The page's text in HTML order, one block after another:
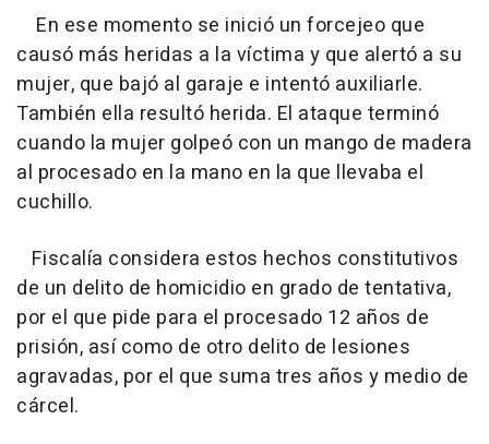
En ese momento se inició un forcejeo que
causó más heridas a la víctima y que alertó a su
mujer, que bajó al garaje e intentó auxiliarle.
También ella resultó herida. El ataque terminó
cuando la mujer golpeó con un mango de madera
al procesado en la mano en la que llevaba el
cuchillo.
Fiscalía considera estos hechos constitutivos
de un delito de homicidio en grado de tentativa,
por el que pide para el procesado 12 años de
prisión, así como de otro delito de lesiones
agravadas, por el que suma tres años y medio de
cárcel.